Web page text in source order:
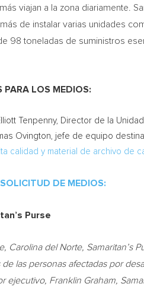
viajan a la zona diariamente.
de instalar varias unidades
98 toneladas de suministros
PARA LOS MEDIOS:
Tenpenny, Director de la
Ovington, jefe de equipo
calidad y material de archivo de
DE MEDIOS:
Purse
Carolina del Norte, Samaritan’s
de las personas afectadas por
ejecutivo, Franklin Graham,